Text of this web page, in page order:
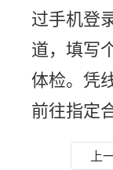
过手机登
道，填写
体检。凭
前往指定
体检，体
上